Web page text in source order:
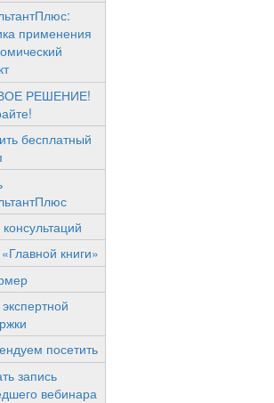
применения
РЕШЕНИЕ!
бесплатный
книги»
посетить
запись
вебинара